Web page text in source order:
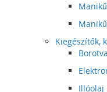
Kiegészítők,
Illóolaj